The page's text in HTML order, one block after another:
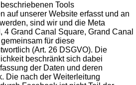
Tools
auf unserer Website erfasst und an
sind wir und die Meta
4 Grand Canal Square, Grand Canal
für diese
(Art. 26 DSGVO). Die
beschränkt sich dabei
der Daten und deren
Die nach der Weiterleitung